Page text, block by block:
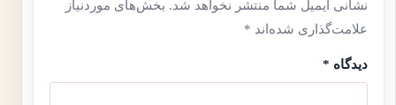
نشانی ایمیل شما منتشر نخواهد شد. بخش‌های موردنیاز
علامت‌گذاری شده‌اند *
دیدگاه *